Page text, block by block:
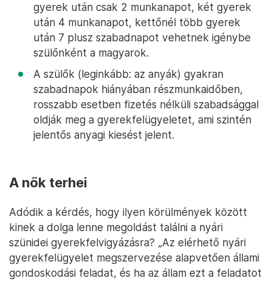
gyerek után csak 2 munkanapot, két gyerek
után 4 munkanapot, kettőnél több gyerek
után 7 plusz szabadnapot vehetnek igénybe
szülőnként a magyarok.
A szülők (leginkább: az anyák) gyakran
szabadnapok hiányában részmunkaidőben,
rosszabb esetben fizetés nélküli szabadsággal
oldják meg a gyerekfelügyeletet, ami szintén
jelentős anyagi kiesést jelent.
A nők terhei
Adódik a kérdés, hogy ilyen körülmények között
kinek a dolga lenne megoldást találni a nyári
szünidei gyerekfelvigyázásra? „Az elérhető nyári
gyerekfelügyelet megszervezése alapvetően állami
gondoskodási feladat, és ha az állam ezt a feladatot